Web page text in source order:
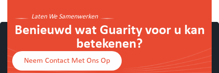
Laten We Samenwerken
Benieuwd wat Guarity voor u kan
betekenen?
Neem Contact Met Ons Op